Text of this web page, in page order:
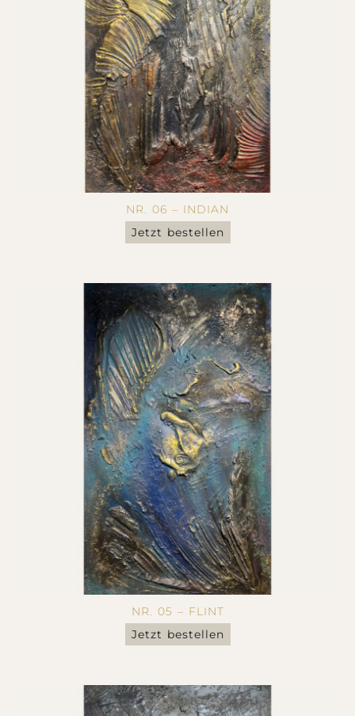
NR. 06 – INDIAN
Jetzt bestellen
NR. 05 – FLINT
Jetzt bestellen